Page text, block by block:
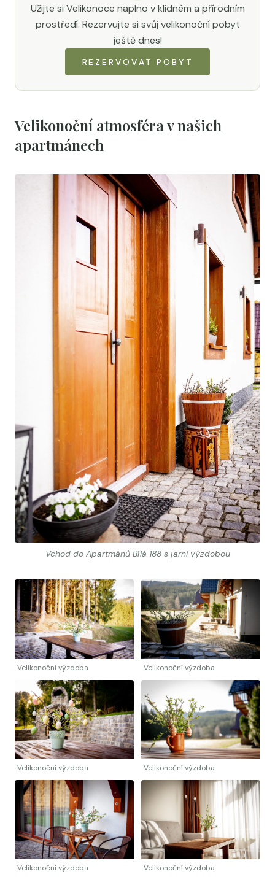
Užijte si Velikonoce naplno v klidném a přírodním
prostředí. Rezervujte si svůj velikonoční pobyt
ještě dnes!
REZERVOVAT POBYT
Velikonoční atmosféra v našich
apartmánech
Vchod do Apartmánů Bílá 188 s jarní výzdobou
Velikonoční výzdoba Velikonoční výzdoba
Velikonoční výzdoba Velikonoční výzdoba
Velikonoční výzdoba Velikonoční výzdoba